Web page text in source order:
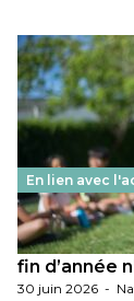
En lien avec
Les
fin d’année
30 juin 2026 -